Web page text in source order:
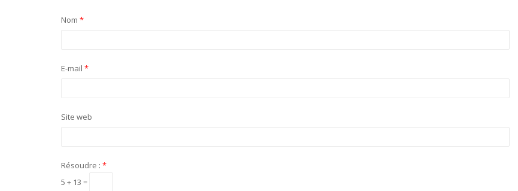
Nom *
E-mail *
Site web
Résoudre : *
5 + 13 =